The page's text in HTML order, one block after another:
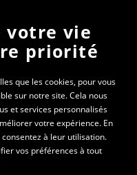
intéressants mais
Stéphanie
votre vie
priorité
que les cookies, pour vous
sur notre site. Cela nous
et services personnalisés
votre expérience. En
à leur utilisation.
vos préférences à tout